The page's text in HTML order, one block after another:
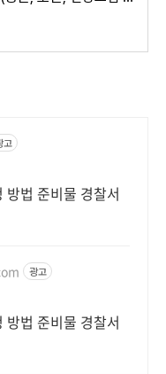
고
법 준비물 경찰서
광고
법 준비물 경찰서